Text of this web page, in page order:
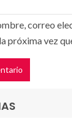
correo
próxima vez